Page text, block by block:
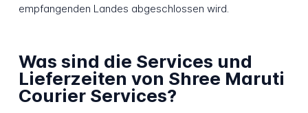
empfangenden Landes abgeschlossen wird.
Was sind die Services und
Lieferzeiten von Shree Maruti
Courier Services?